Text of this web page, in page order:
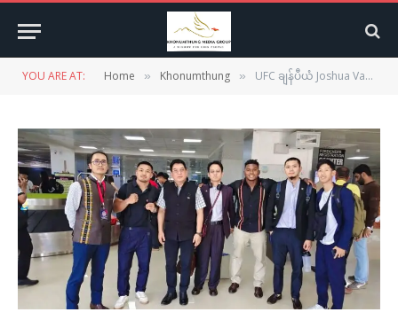
YOU ARE AT: Home » Khonumthung » UFC ချန်ပီယံ Joshua Van သွေးချင်းဌာနေ မီဇိုရမ်ပြည်နယ်သို့ ရောက်ရှိ